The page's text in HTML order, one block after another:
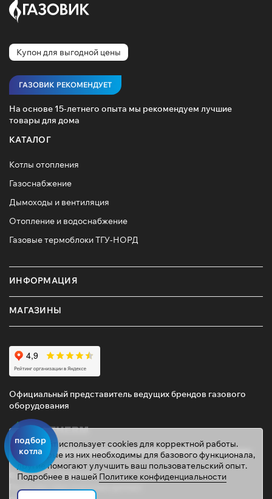
подбор
котла
Купон для выгодной цены
ГАЗОВИК РЕКОМЕНДУЕТ
На основе 15-летнего опыта мы рекомендуем лучшие
товары для дома
КАТАЛОГ
Котлы отопления
Газоснабжение
Дымоходы и вентиляция
Отопление и водоснабжение
Газовые термоблоки ТГУ-НОРД
ИНФОРМАЦИЯ
МАГАЗИНЫ
Официальный представитель ведущих брендов газового
оборудования
© 2026 ТД «ГАЗОВИК»
Политика персональных данных
Этот сайт использует cookies для корректной работы.
Некоторые из них необходимы для базового функционала,
другие помогают улучшить ваш пользовательский опыт.
Подробнее в нашей Политике конфиденциальности